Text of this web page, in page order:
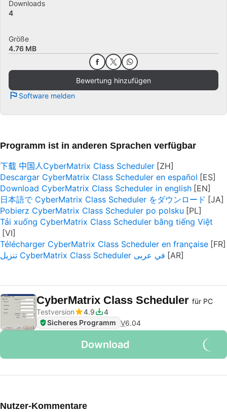
Downloads
4
Größe
4.76 MB
Bewertung hinzufügen
Software melden
Programm ist in anderen Sprachen verfügbar
下载 中国人CyberMatrix Class Scheduler
Descargar CyberMatrix Class Scheduler en español
Download CyberMatrix Class Scheduler in english
日本語で CyberMatrix Class Scheduler をダウンロード
Pobierz CyberMatrix Class Scheduler po polsku
Tải xuống CyberMatrix Class Scheduler bằng tiếng Việt
Télécharger CyberMatrix Class Scheduler en française
تنزيل CyberMatrix Class Scheduler في عربى
CyberMatrix Class Scheduler für PC
Testversion
4.9
4
Sicheres Programm V6.04
Download
Nutzer-Kommentare